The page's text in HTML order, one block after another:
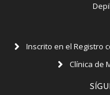
Inscrito en el Registro
Clínica de